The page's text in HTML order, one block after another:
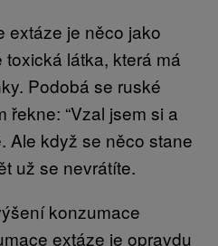
extáze je něco jako
látka, která má
Podobá se ruské
řekne: “Vzal jsem si a
Ale když se něco stane
už se nevrátíte.
konzumace
extáze je opravdu